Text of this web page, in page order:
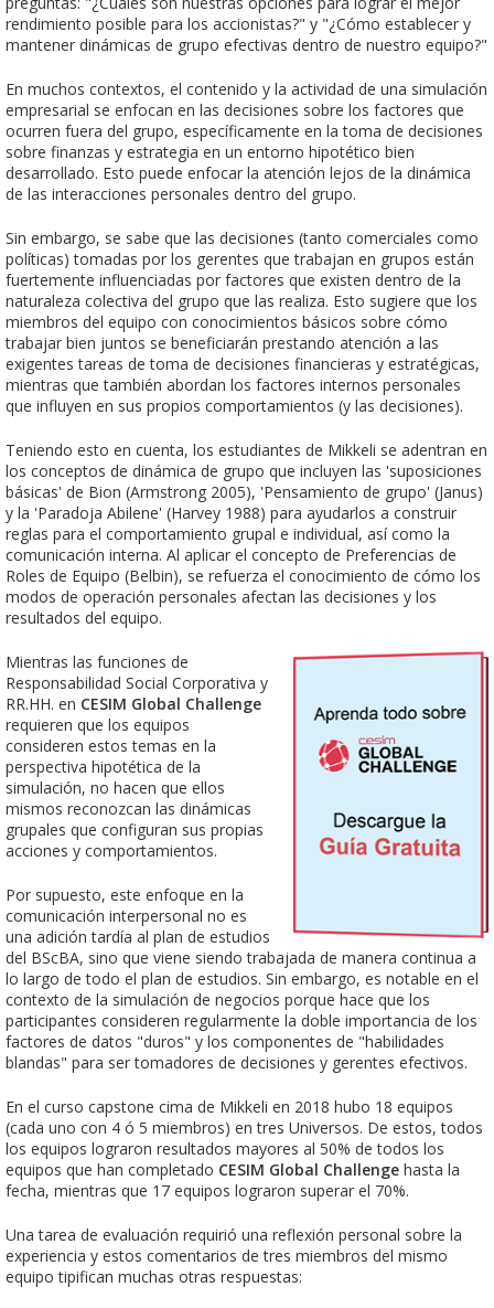
rendimiento posible para los accionistas?" y "¿Cómo establecer y
mantener dinámicas de grupo efectivas dentro de nuestro equipo?"
En muchos contextos, el contenido y la actividad de una simulación
empresarial se enfocan en las decisiones sobre los factores que
ocurren fuera del grupo, específicamente en la toma de decisiones
sobre finanzas y estrategia en un entorno hipotético bien
desarrollado. Esto puede enfocar la atención lejos de la dinámica
de las interacciones personales dentro del grupo.
Sin embargo, se sabe que las decisiones (tanto comerciales como
políticas) tomadas por los gerentes que trabajan en grupos están
fuertemente influenciadas por factores que existen dentro de la
naturaleza colectiva del grupo que las realiza. Esto sugiere que los
miembros del equipo con conocimientos básicos sobre cómo
trabajar bien juntos se beneficiarán prestando atención a las
exigentes tareas de toma de decisiones financieras y estratégicas,
mientras que también abordan los factores internos personales
que influyen en sus propios comportamientos (y las decisiones).
Teniendo esto en cuenta, los estudiantes de Mikkeli se adentran en
los conceptos de dinámica de grupo que incluyen las 'suposiciones
básicas' de Bion (Armstrong 2005), 'Pensamiento de grupo' (Janus)
y la 'Paradoja Abilene' (Harvey 1988) para ayudarlos a construir
reglas para el comportamiento grupal e individual, así como la
comunicación interna. Al aplicar el concepto de Preferencias de
Roles de Equipo (Belbin), se refuerza el conocimiento de cómo los
modos de operación personales afectan las decisiones y los
resultados del equipo.
Mientras las funciones de
Responsabilidad Social Corporativa y
RR.HH. en CESIM Global Challenge
requieren que los equipos
consideren estos temas en la
perspectiva hipotética de la
simulación, no hacen que ellos
mismos reconozcan las dinámicas
grupales que configuran sus propias
acciones y comportamientos.
Por supuesto, este enfoque en la
comunicación interpersonal no es
una adición tardía al plan de estudios
del BScBA, sino que viene siendo trabajada de manera continua a
lo largo de todo el plan de estudios. Sin embargo, es notable en el
contexto de la simulación de negocios porque hace que los
participantes consideren regularmente la doble importancia de los
factores de datos "duros" y los componentes de "habilidades
blandas" para ser tomadores de decisiones y gerentes efectivos.
En el curso capstone cima de Mikkeli en 2018 hubo 18 equipos
(cada uno con 4 ó 5 miembros) en tres Universos. De estos, todos
los equipos lograron resultados mayores al 50% de todos los
equipos que han completado CESIM Global Challenge hasta la
fecha, mientras que 17 equipos lograron superar el 70%.
Una tarea de evaluación requirió una reflexión personal sobre la
experiencia y estos comentarios de tres miembros del mismo
equipo tipifican muchas otras respuestas: